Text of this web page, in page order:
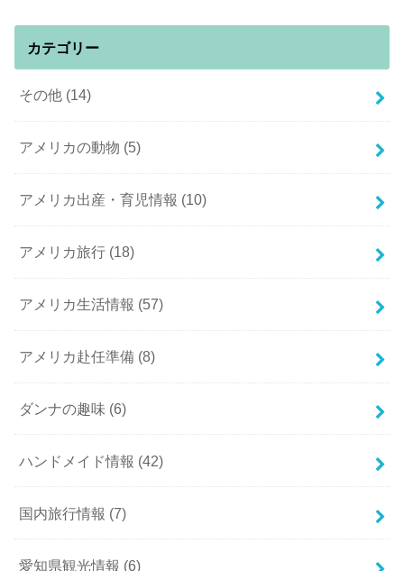
カテゴリー
その他 (14)
アメリカの動物 (5)
アメリカ出産・育児情報 (10)
アメリカ旅行 (18)
アメリカ生活情報 (57)
アメリカ赴任準備 (8)
ダンナの趣味 (6)
ハンドメイド情報 (42)
国内旅行情報 (7)
愛知県観光情報 (6)